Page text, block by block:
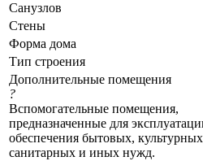
Санузлов
Стены
Форма дома
Тип строения
Дополнительные помещения
?
Вспомогательные помещения,
предназначенные для
обеспечения бытовых,
санитарных и иных нужд.